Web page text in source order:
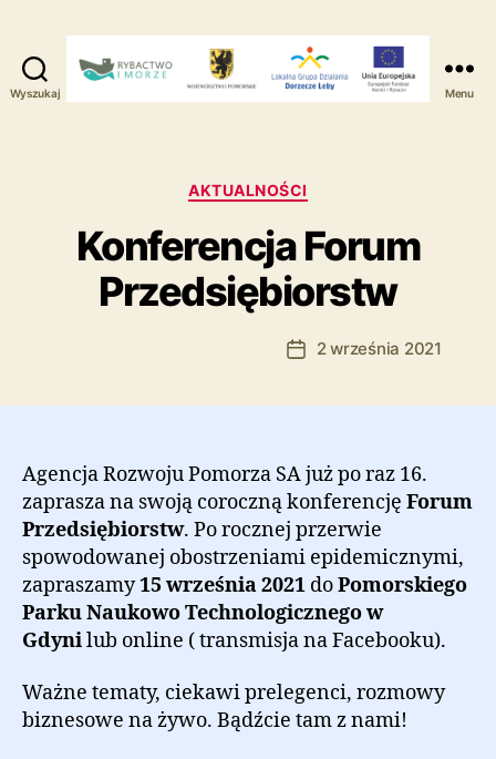
Wyszukaj
-
Dorzecze
Łeby
Menu
Kategorie
AKTUALNOŚCI
Konferencja Forum
Przedsiębiorstw
Data2 września 2021
Agencja Rozwoju Pomorza SA już po raz 16.
zaprasza na swoją coroczną konferencję Forum
Przedsiębiorstw. Po rocznej przerwie
spowodowanej obostrzeniami epidemicznymi,
zapraszamy15 września 2021 doPomorskiego
Parku Naukowo Technologicznego w
Gdynilub online ( transmisja na Facebooku).
Ważne tematy, ciekawi prelegenci, rozmowy
biznesowe na żywo. Bądźcie tam z nami!